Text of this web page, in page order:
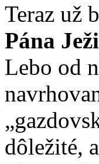
Teraz už
Pána
Lebo od
dôležité,